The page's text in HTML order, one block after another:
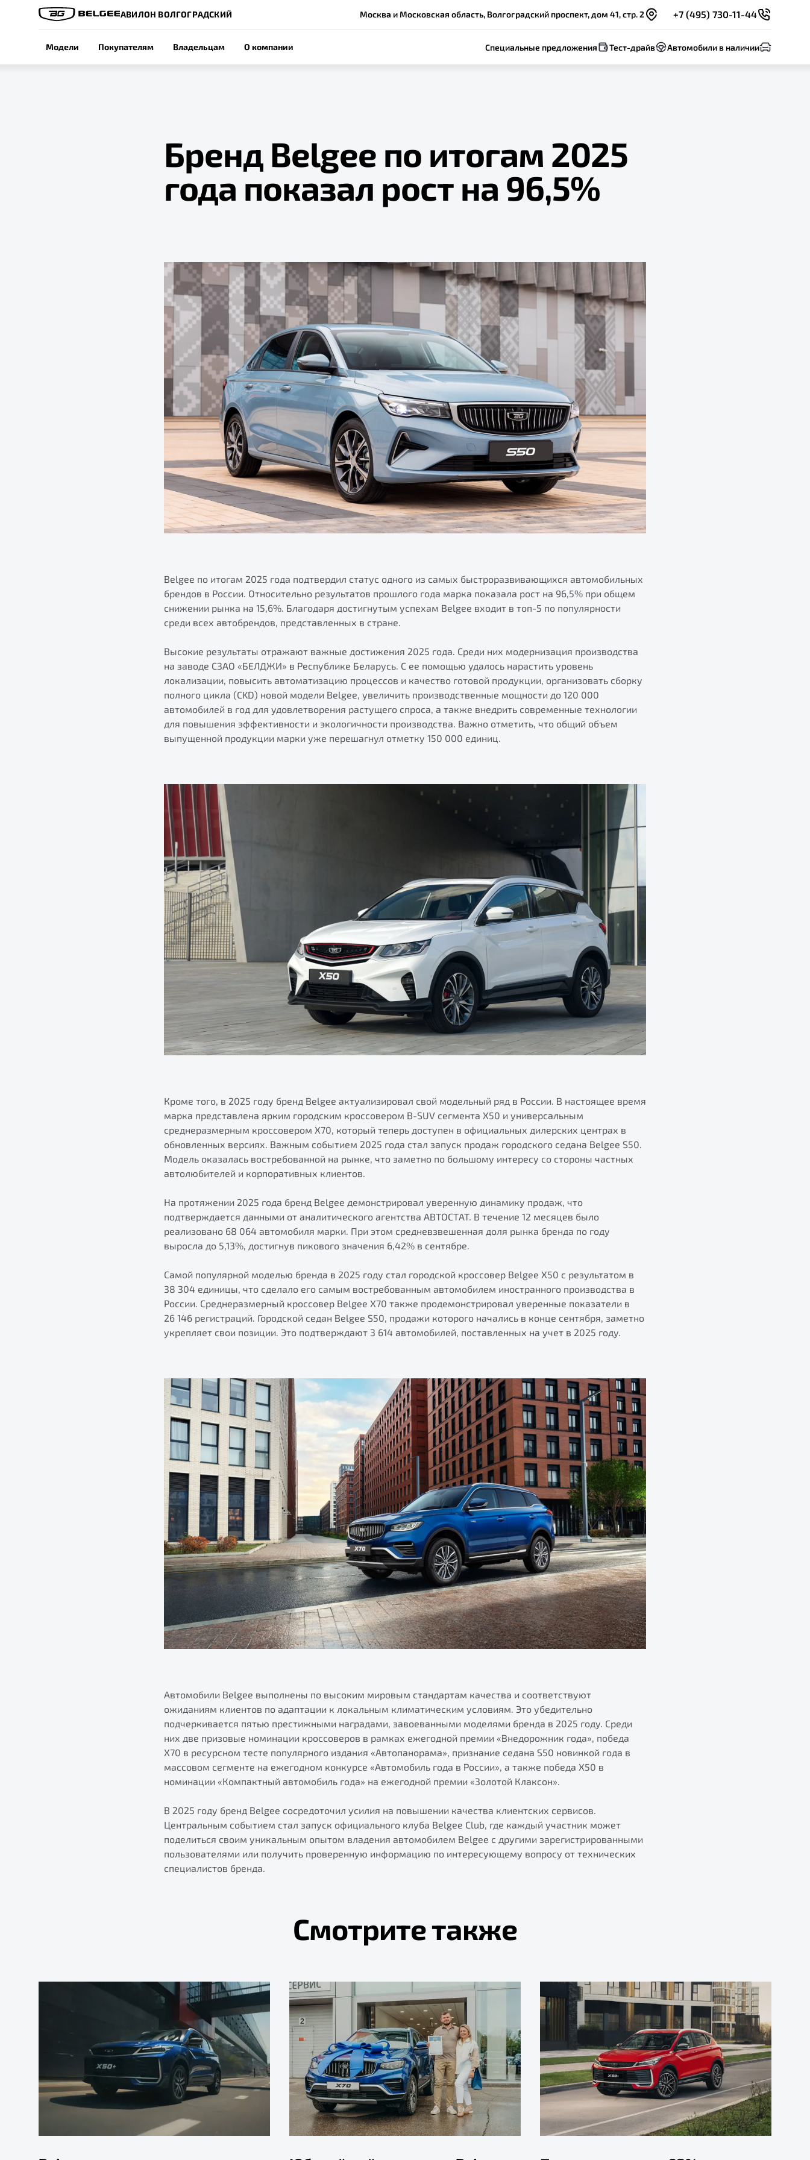
АВИЛОН ВОЛГОГРАДСКИЙ Москва и Московская область, Волгоградский проспект, дом 41, стр. 2 +7 (495) 730-11-44
Модели Покупателям Владельцам О компании Специальные предложения Тест-драйв Автомобили в наличии
Бренд Belgee по итогам 2025
года показал рост на 96,5%
Belgee по итогам 2025 года подтвердил статус одного из самых быстроразвивающихся автомобильных
брендов в России. Относительно результатов прошлого года марка показала рост на 96,5% при общем
снижении рынка на 15,6%. Благодаря достигнутым успехам Belgee входит в топ-5 по популярности
среди всех автобрендов, представленных в стране.
Высокие результаты отражают важные достижения 2025 года. Среди них модернизация производства
на заводе СЗАО «БЕЛДЖИ» в Республике Беларусь. С ее помощью удалось нарастить уровень
локализации, повысить автоматизацию процессов и качество готовой продукции, организовать сборку
полного цикла (CKD) новой модели Belgee, увеличить производственные мощности до 120 000
автомобилей в год для удовлетворения растущего спроса, а также внедрить современные технологии
для повышения эффективности и экологичности производства. Важно отметить, что общий объем
выпущенной продукции марки уже перешагнул отметку 150 000 единиц.
Кроме того, в 2025 году бренд Belgee актуализировал свой модельный ряд в России. В настоящее время
марка представлена ярким городским кроссовером B-SUV сегмента X50 и универсальным
среднеразмерным кроссовером X70, который теперь доступен в официальных дилерских центрах в
обновленных версиях. Важным событием 2025 года стал запуск продаж городского седана Belgee S50.
Модель оказалась востребованной на рынке, что заметно по большому интересу со стороны частных
автолюбителей и корпоративных клиентов.
На протяжении 2025 года бренд Belgee демонстрировал уверенную динамику продаж, что
подтверждается данными от аналитического агентства АВТОСТАТ. В течение 12 месяцев было
реализовано 68 064 автомобиля марки. При этом средневзвешенная доля рынка бренда по году
выросла до 5,13%, достигнув пикового значения 6,42% в сентябре.
Самой популярной моделью бренда в 2025 году стал городской кроссовер Belgee X50 с результатом в
38 304 единицы, что сделало его самым востребованным автомобилем иностранного производства в
России. Среднеразмерный кроссовер Belgee Х70 также продемонстрировал уверенные показатели в
26 146 регистраций. Городской седан Belgee S50, продажи которого начались в конце сентября, заметно
укрепляет свои позиции. Это подтверждают 3 614 автомобилей, поставленных на учет в 2025 году.
Автомобили Belgee выполнены по высоким мировым стандартам качества и соответствуют
ожиданиям клиентов по адаптации к локальным климатическим условиям. Это убедительно
подчеркивается пятью престижными наградами, завоеванными моделями бренда в 2025 году. Среди
них две призовые номинации кроссоверов в рамках ежегодной премии «Внедорожник года», победа
Х70 в ресурсном тесте популярного издания «Автопанорама», признание седана S50 новинкой года в
массовом сегменте на ежегодном конкурсе «Автомобиль года в России», а также победа Х50 в
номинации «Компактный автомобиль года» на ежегодной премии «Золотой Клаксон».
В 2025 году бренд Belgee сосредоточил усилия на повышении качества клиентских сервисов.
Центральным событием стал запуск официального клуба Belgee Club, где каждый участник может
поделиться своим уникальным опытом владения автомобилем Belgee с другими зарегистрированными
пользователями или получить проверенную информацию по интересующему вопросу от технических
специалистов бренда.
Смотрите также